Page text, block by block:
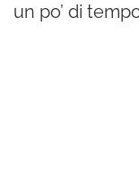
un po’ di